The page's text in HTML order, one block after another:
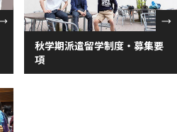
秋学期派遣留学制度・募集要
項